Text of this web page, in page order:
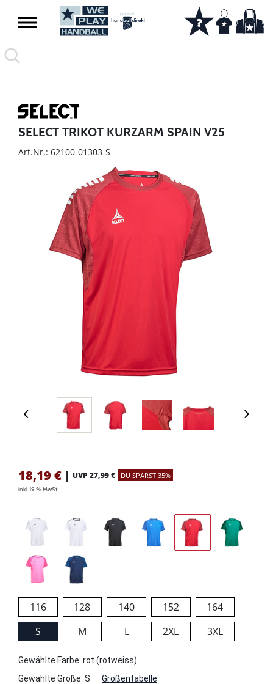
SELECT TRIKOT KURZARM SPAIN V25
Art.Nr.: 62100-01303-S
18,19 € | UVP 27,99 € DU SPARST 35%
inkl. 19 % MwSt.
116 128 140 152
164
S
M L 2XL 3XL
Gewählte Farbe: rot (rotweiss)
Gewählte Größe: S Größentabelle